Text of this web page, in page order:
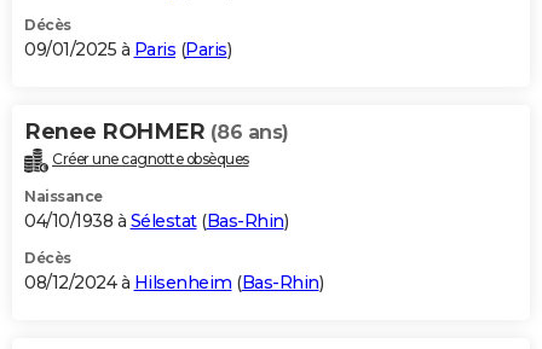
Décès
09/01/2025 à Paris (Paris)
Renee ROHMER (86 ans)
Créer une cagnotte obsèques
Naissance
04/10/1938 à Sélestat(Bas-Rhin)
Décès
08/12/2024 à Hilsenheim (Bas-Rhin)